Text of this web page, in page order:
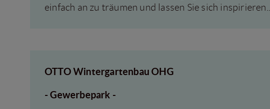
einfach an zu träumen und lassen Sie sich inspirieren...
OTTO Wintergartenbau OHG
- Gewerbepark -